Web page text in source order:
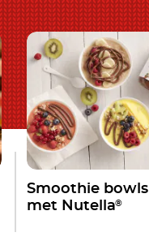
Smoothie bowls
met Nutella®